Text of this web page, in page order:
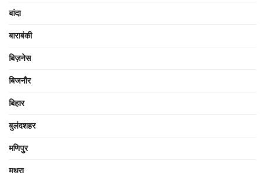
बांदा
बाराबंकी
बिज़नेस
बिजनौर
बिहार
बुलंदशहर
मणिपुर
मथुरा